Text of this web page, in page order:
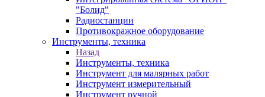
"Болид"
Радиостанции
Противокражное оборудование
Инструменты, техника
Назад
Инструменты, техника
Инструмент для малярных работ
Инструмент измерительный
Инструмент ручной